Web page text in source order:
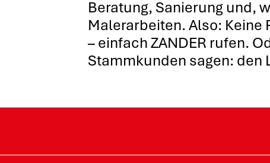
Beratung, Sanierung und,
Malerarbeiten. Also: Keine
– einfach ZANDER rufen.
Stammkunden sagen: den